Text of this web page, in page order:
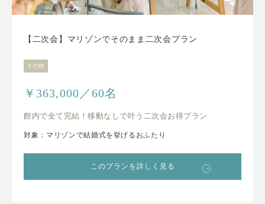
【二次会】マリゾンでそのまま二次会プラン
その他
￥363,000／60名
館内で全て完結！移動なしで叶う二次会お得プラン
対象：マリゾンで結婚式を挙げるおふたり
このプランを詳しく見る